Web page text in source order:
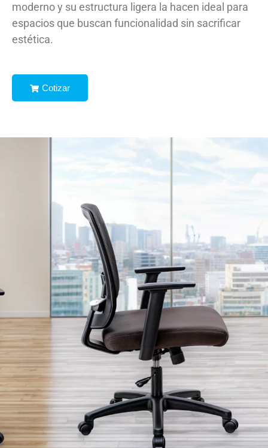
moderno y su estructura ligera la hacen ideal para
espacios que buscan funcionalidad sin sacrificar
estética.
Cotizar